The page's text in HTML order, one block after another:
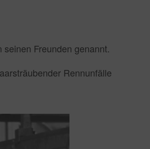
Freunden genannt.
Rennunfälle